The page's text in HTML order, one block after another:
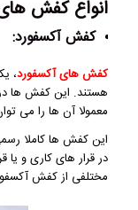
انواع کفش
کفش آکسفورد:
کفش های آکسفورد،
هستند. این کفش ها
معمولا آن ها را می
این کفش ها کاملا
در قرار های کاری و
مختلفی از کفش